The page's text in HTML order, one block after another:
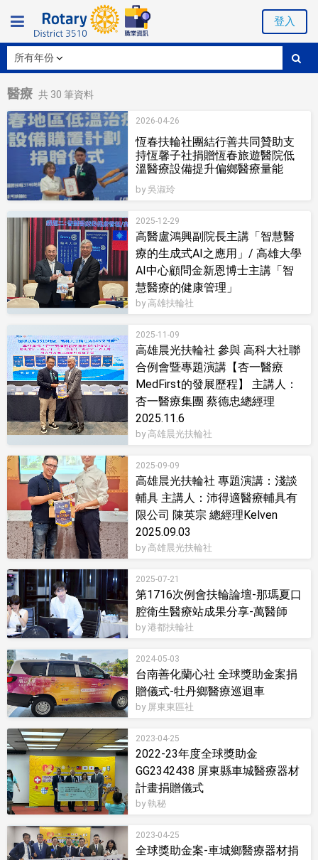
登入
醫療 共 30 筆資料
2026-04-26
恆春扶輪社團結行善共同贊助支
持恆馨子社捐贈恆春旅遊醫院低
溫醫療設備提升偏鄉醫療量能
by 吳淑玲
2025-12-29
高醫盧鴻興副院長主講「智慧醫
療的生成式AI之應用」/ 高雄大學
AI中心顧問金新恩博士主講「智
慧醫療的健康管理」
by 高雄扶輪社
2025-11-09
高雄晨光扶輪社 參與 高科大社聯
合例會暨專題演講【杏一醫療
MedFirst的發展歷程】 主講人：
杏一醫療集團 蔡德忠總經理
2025.11.6
by 高雄晨光扶輪社
2025-09-09
高雄晨光扶輪社 專題演講：淺談
輔具 主講人：沛得適醫療輔具有
限公司 陳英宗 總經理Kelven
2025.09.03
by 高雄晨光扶輪社
2025-07-21
第1716次例會扶輪論壇-那瑪夏口
腔衛生醫療站成果分享-萬醫師
by 港都扶輪社
2024-05-03
台南善化蘭心社 全球獎助金案捐
贈儀式-牡丹鄉醫療巡迴車
by 屏東東區社
2023-04-25
2022-23年度全球獎助金
GG2342438 屏東縣車城醫療器材
計畫捐贈儀式
by 執秘
2023-04-25
全球獎助金案-車城鄉醫療器材捐